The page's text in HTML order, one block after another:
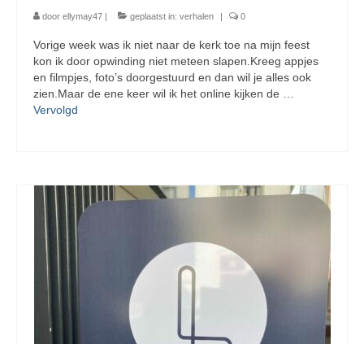
door ellymay47 | geplaatst in: verhalen | 0
Vorige week was ik niet naar de kerk toe na mijn feest
kon ik door opwinding niet meteen slapen.Kreeg appjes
en filmpjes, foto’s doorgestuurd en dan wil je alles ook
zien.Maar de ene keer wil ik het online kijken de …
Vervolgd